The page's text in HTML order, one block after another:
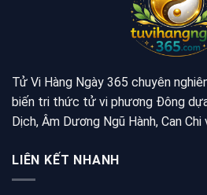
Tử Vi Hàng Ngày 365 chuyên
biến tri thức tử vi phương Đông
Dịch, Âm Dương Ngũ Hành, Can
LIÊN KẾT NHANH